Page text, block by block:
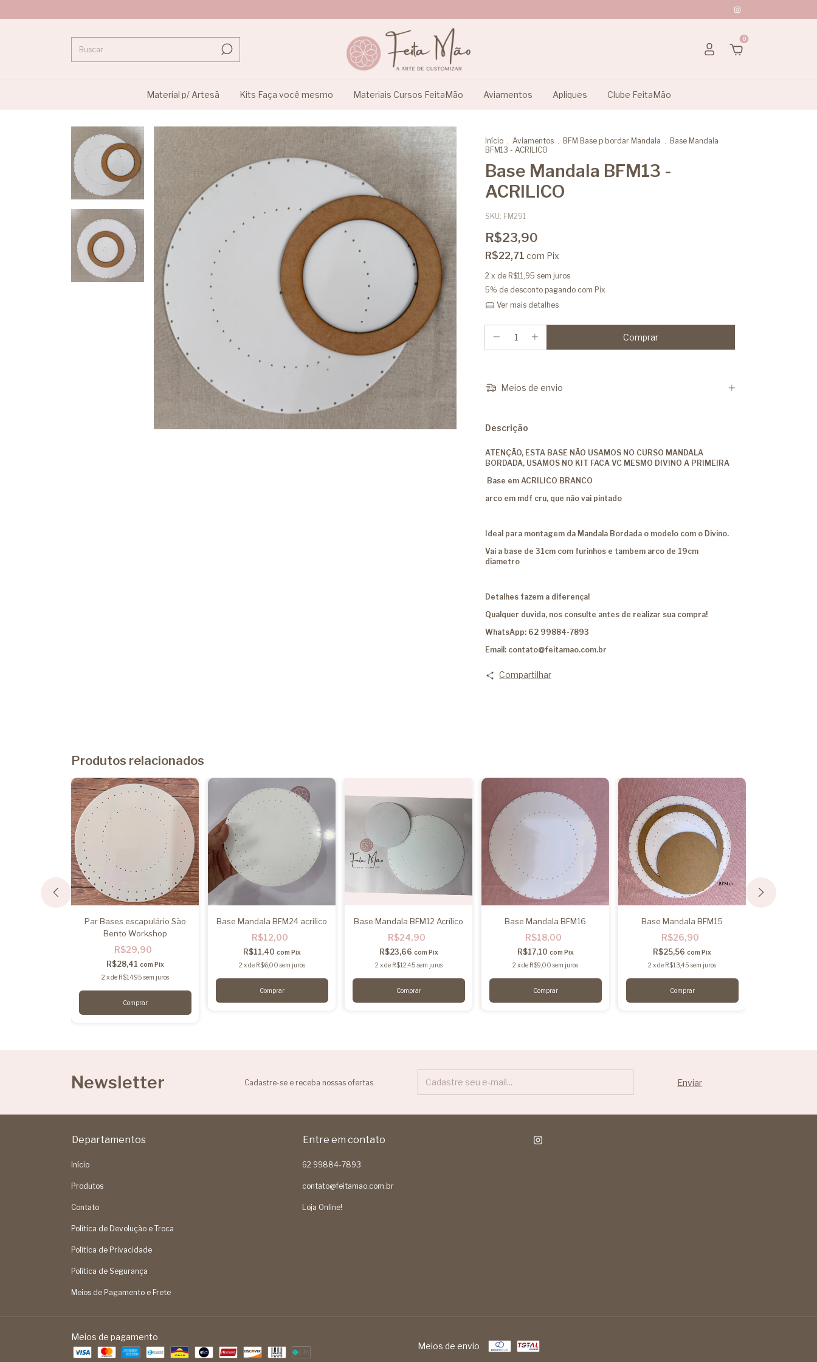
0
Material p/ Artesã Kits Faça você mesmo Materiais Cursos FeitaMão Aviamentos Apliques Clube FeitaMão
Início . Aviamentos . BFM Base p bordar Mandala . Base Mandala
BFM13 - ACRILICO
Base Mandala BFM13 -
ACRILICO
SKU: FM291
R$23,90
R$22,71 com Pix
2 x de R$11,95 sem juros
5% de desconto pagando com Pix
Ver mais detalhes
Meios de envio
Descrição
ATENÇÃO, ESTA BASE NÃO USAMOS NO CURSO MANDALA
BORDADA, USAMOS NO KIT FACA VC MESMO DIVINO A PRIMEIRA
Base em ACRILICO BRANCO
arco em mdf cru, que não vai pintado
Ideal para montagem da Mandala Bordada o modelo com o Divino.
Vai a base de 31cm com furinhos e tambem arco de 19cm
diametro
Detalhes fazem a diferença!
Qualquer duvida, nos consulte antes de realizar sua compra!
WhatsApp: 62 99884-7893
Email: contato@feitamao.com.br
Compartilhar
Produtos relacionados
Par Bases escapulário São
Bento Workshop
R$29,90
R$28,41 com Pix
2 xde R$14,95 sem juros
Base Mandala BFM24 acrilico
R$12,00
R$11,40 com Pix
2 xde R$6,00 sem juros
Base Mandala BFM12 Acrílico
R$24,90
R$23,66 com Pix
2 xde R$12,45 sem juros
Base Mandala BFM16
R$18,00
R$17,10 com Pix
2 xde R$9,00 sem juros
Base Mandala BFM15
R$26,90
R$25,56 com Pix
2 xde R$13,45 sem juros
Newsletter Cadastre-se e receba nossas ofertas.
Departamentos
Início
Produtos
Contato
Política de Devolução e Troca
Política de Privacidade
Política de Segurança
Meios de Pagamento e Frete
Entre em contato
62 99884-7893
contato@feitamao.com.br
Loja Online!
Meios de pagamento
Meios de envio